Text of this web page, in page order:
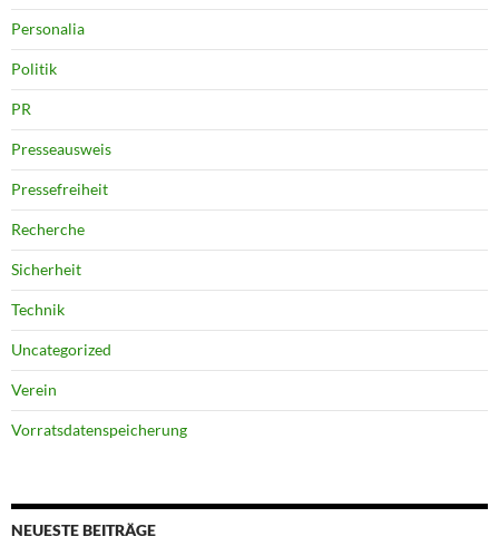
Personalia
Politik
PR
Presseausweis
Pressefreiheit
Recherche
Sicherheit
Technik
Uncategorized
Verein
Vorratsdatenspeicherung
NEUESTE BEITRÄGE